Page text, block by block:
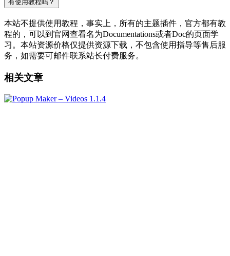
有使用教程吗？
本站不提供使用教程，事实上，所有的主题插件，官方都有教
程的，可以到官网查看名为Documentations或者Doc的页面学
习。本站资源价格仅提供资源下载，不包含使用指导等售后服
务，如需要可邮件联系站长付费服务。
相关文章